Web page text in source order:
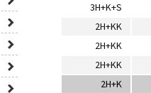
3H+K+S
2H+KK
2H+KK
2H+KK
2H+K